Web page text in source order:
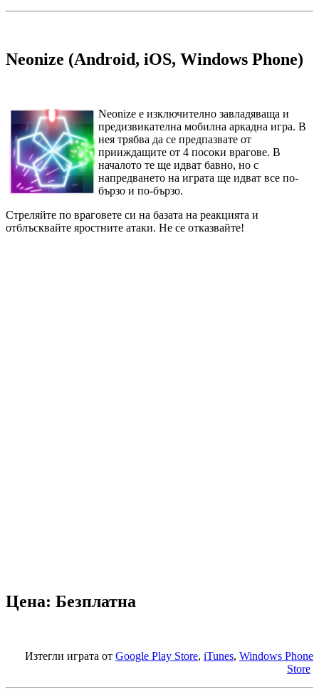
Neonize (Android, iOS, Windows Phone)
Neonize е изключително завладяваща и
предизвикателна мобилна аркадна игра. В
нея трябва да се предпазвате от
прииждащите от 4 посоки врагове. В
началото те ще идват бавно, но с
напредването на играта ще идват все по-
бързо и по-бързо.
Стреляйте по враговете си на базата на реакцията и
отблъсквайте яростните атаки. Не се отказвайте!
Цена: Безплатна
Изтегли играта от Google Play Store, iTunes, Windows Phone
Store